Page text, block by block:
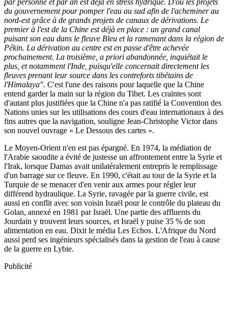
par personne et par an est déjà en stress hydrique. D'où les projets
du gouvernement pour pomper l'eau au sud afin de l'acheminer au
nord-est grâce à de grands projets de canaux de dérivations. Le
premier à l'est de la Chine est déjà en place : un grand canal
puisant son eau dans le fleuve Bleu et la ramenant dans la région de
Pékin. La dérivation au centre est en passe d'être achevée
prochainement. La troisième, a priori abandonnée, inquiétait le
plus, et notamment l'Inde, puisqu'elle concernait directement les
fleuves prenant leur source dans les contreforts tibétains de
l'Himalaya". C'est l'une des raisons pour laquelle que la Chine
entend garder la main sur la région du Tibet. Les craintes sont
d'autant plus justifiées que la Chine n'a pas ratifié la Convention des
Nations unies sur les utilisations des cours d'eau internationaux à des
fins autres que la navigation, souligne Jean-Christophe Victor dans
son nouvel ouvrage « Le Dessous des cartes ».
Le Moyen-Orient n'en est pas épargné. En 1974, la médiation de
l'Arabie saoudite a évité de justesse un affrontement entre la Syrie et
l'Irak, lorsque Damas avait unilatéralement entrepris le remplissage
d'un barrage sur ce fleuve. En 1990, c'était au tour de la Syrie et la
Turquie de se menacer d'en venir aux armes pour régler leur
différend hydraulique. La Syrie, ravagée par la guerre civile, est
aussi en conflit avec son voisin Israël pour le contrôle du plateau du
Golan, annexé en 1981 par Israël. Une partie des affluents du
Jourdain y trouvent leurs sources, et Israël y puise 35 % de son
alimentation en eau. Dixit le média Les Echos. L'Afrique du Nord
aussi perd ses ingénieurs spécialisés dans la gestion de l'eau à cause
de la guerre en Lybie.
Publicité